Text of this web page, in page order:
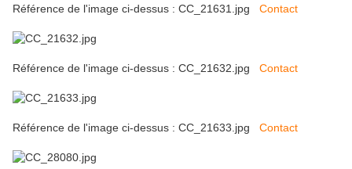
Référence de l'image ci-dessus : CC_21631.jpg Contact
Référence de l'image ci-dessus : CC_21632.jpg Contact
Référence de l'image ci-dessus : CC_21633.jpg Contact